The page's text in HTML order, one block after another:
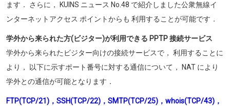
ます． さらに， KUINS ニュース No.48 で紹介しました公衆無線イ
ンターネットアクセス ポイントからも 利用することが可能です．
学外から来られた方(ビジター)が利用できる PPTP 接続サービス
学外から来られたビジター向けの接続サービスで， 利用することに
より， 以下に示すポート番号に対する通信について， NAT により
学外との通信が可能となります．
FTP(TCP/21)，SSH(TCP/22)，SMTP(TCP/25)，whois(TCP/43)，